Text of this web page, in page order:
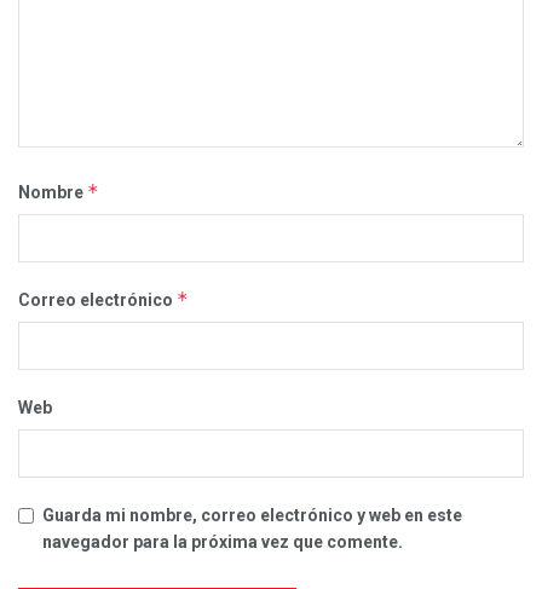
Nombre *
Correo electrónico *
Web
Guarda mi nombre, correo electrónico y web en este
navegador para la próxima vez que comente.